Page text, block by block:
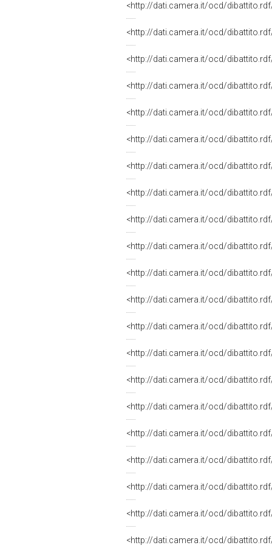
<http://dati.camera.it/ocd/
<http://dati.camera.it/ocd/
<http://dati.camera.it/ocd/
<http://dati.camera.it/ocd/
<http://dati.camera.it/ocd/
<http://dati.camera.it/ocd/
<http://dati.camera.it/ocd/
<http://dati.camera.it/ocd/
<http://dati.camera.it/ocd/
<http://dati.camera.it/ocd/
<http://dati.camera.it/ocd/
<http://dati.camera.it/ocd/
<http://dati.camera.it/ocd/
<http://dati.camera.it/ocd/
<http://dati.camera.it/ocd/
<http://dati.camera.it/ocd/
<http://dati.camera.it/ocd/
<http://dati.camera.it/ocd/
<http://dati.camera.it/ocd/
<http://dati.camera.it/ocd/
<http://dati.camera.it/ocd/